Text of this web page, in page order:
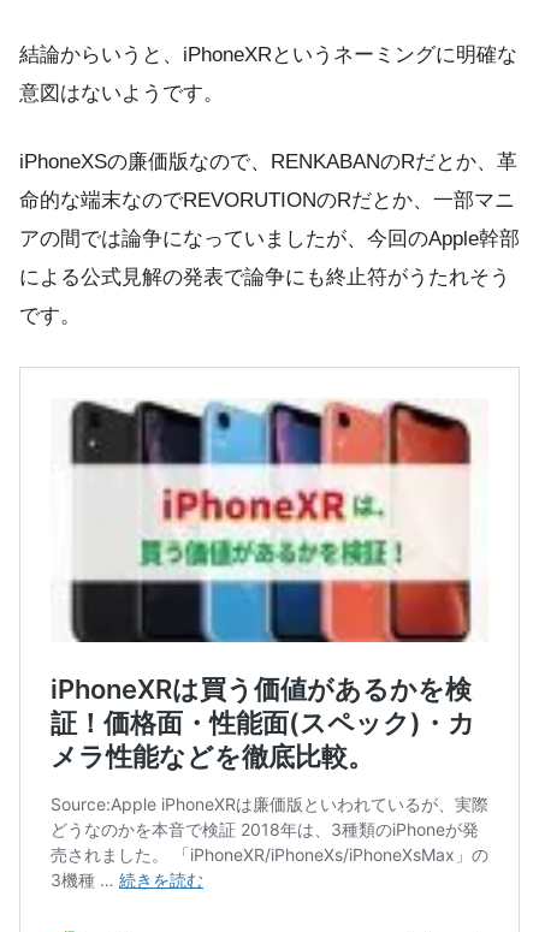
結論からいうと、iPhoneXRというネーミングに明確な
意図はないようです。
iPhoneXSの廉価版なので、RENKABANのRだとか、革
命的な端末なのでREVORUTIONのRだとか、一部マニ
アの間では論争になっていましたが、今回のApple幹部
による公式見解の発表で論争にも終止符がうたれそう
です。